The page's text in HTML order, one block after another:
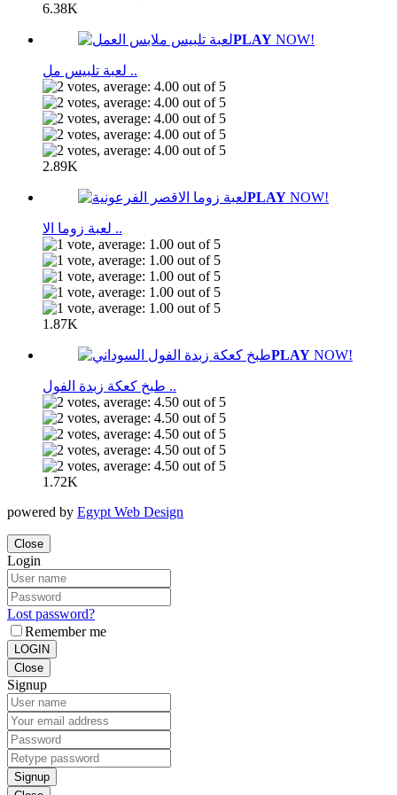
6.38K
PLAY NOW!
لعبة تلبيس مل ..
2.89K
PLAY NOW!
لعبة زوما الا ..
1.87K
PLAY NOW!
طبخ كعكة زبدة الفول ..
1.72K
powered by Egypt Web Design
Close
Login
Lost password?
Remember me
LOGIN
Close
Signup
Signup